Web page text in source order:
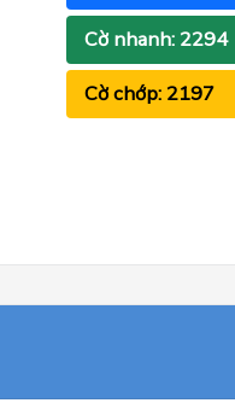
Cờ nhanh: 2294
Cờ chớp: 2197